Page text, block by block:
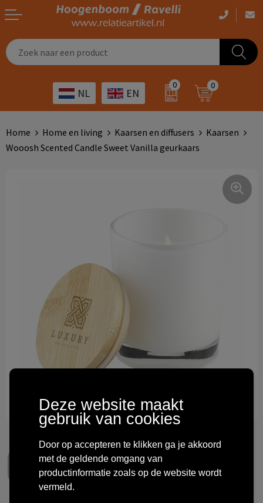
NL EN
0 0
Giveaways
Outdoor
Technologie & gadgets
Themageschenken
Overig
Werkkleding
Sportkleding
Outdoor artikelen bedrukken
Giveaways bedrukken
Transport
Horeca
Home Home en living Kaarsen en diffusers
Kaarsen
Wooosh Scented Candle Sweet Vanilla geurkaars
Deze website maakt
gebruik van cookies
Door op accepteren te klikken ga je akkoord
met de geldende omgang van
productinformatie zoals op de website wordt
vermeld.